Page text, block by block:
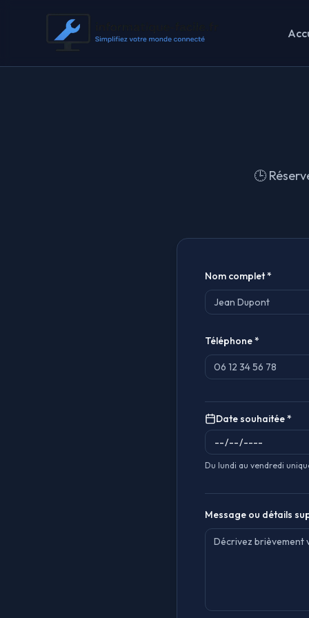
🕒
Nom complet *
Téléphone *
Date souhaitée *
Du lundi au vendredi
Message ou détails